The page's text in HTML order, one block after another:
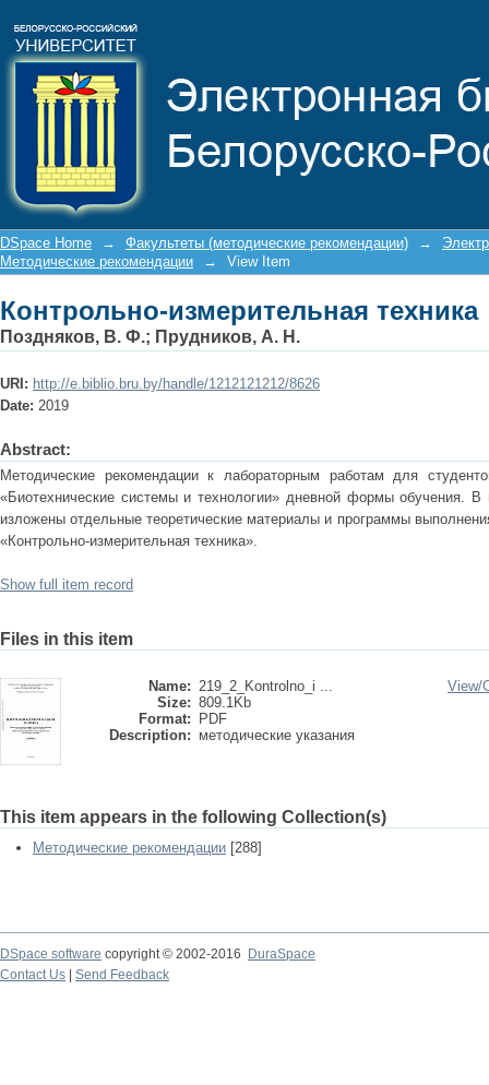
DSpace Home → Факультеты (методические рекомендации) →
Методические рекомендации
→ View Item
Контрольно-измерительная техника
Поздняков, В. Ф.; Прудников, А. Н.
URI: http://e.biblio.bru.by/handle/1212121212/8626
Date: 2019
Abstract:
Методические рекомендации к лабораторным работам для
«Биотехнические системы и технологии» дневной формы обучения. В
изложены отдельные теоретические материалы и программы
«Контрольно-измерительная техника».
Show full item record
Files in this item
Name: 219_2_Kontrolno_i ...
Size: 809.1Kb
Format:
PDF
Description: методические указания
View/
This item appears in the following Collection(s)
Методические рекомендации [288]
DSpace software copyright © 2002-2016
DuraSpace
Contact Us
Send Feedback